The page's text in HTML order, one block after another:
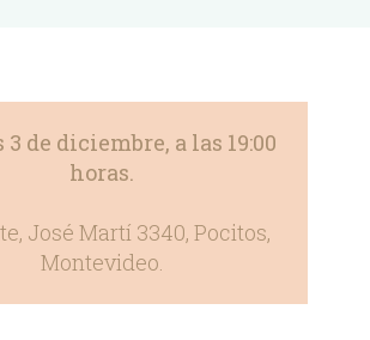
3 de diciembre, a las 19:00
horas.
José Martí 3340, Pocitos,
Montevideo.